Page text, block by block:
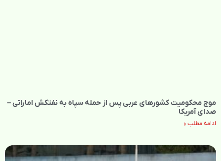
موج محکومیت کشورهای عربی پس از حمله سپاه به نفتکش اماراتی –
صدای آمریکا
ادامه مطلب »